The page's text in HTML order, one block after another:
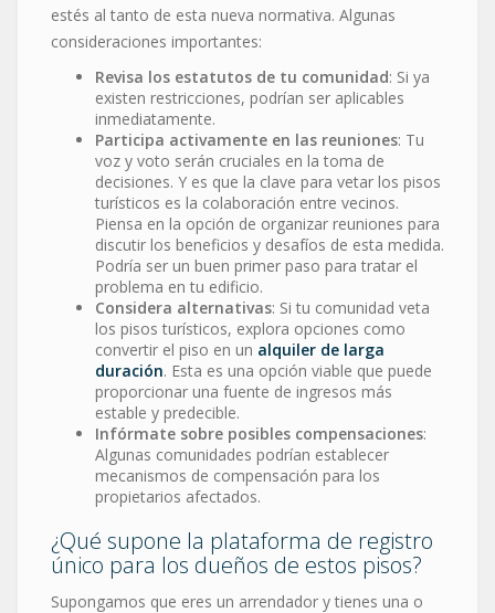
estés al tanto de esta nueva normativa. Algunas
consideraciones importantes:
Revisa los estatutos de tu comunidad: Si ya
existen restricciones, podrían ser aplicables
inmediatamente.
Participa activamente en las reuniones: Tu
voz y voto serán cruciales en la toma de
decisiones. Y es que la clave para vetar los pisos
turísticos es la colaboración entre vecinos.
Piensa en la opción de organizar reuniones para
discutir los beneficios y desafíos de esta medida.
Podría ser un buen primer paso para tratar el
problema en tu edificio.
Considera alternativas: Si tu comunidad veta
los pisos turísticos, explora opciones como
convertir el piso en un alquiler de larga
duración. Esta es una opción viable que puede
proporcionar una fuente de ingresos más
estable y predecible.
Infórmate sobre posibles compensaciones:
Algunas comunidades podrían establecer
mecanismos de compensación para los
propietarios afectados.
¿Qué supone la plataforma de registro
único para los dueños de estos pisos?
Supongamos que eres un arrendador y tienes una o